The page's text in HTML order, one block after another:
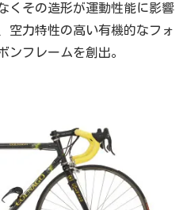
くその造形が運動性能に影響
空力特性の高い有機的なフォ
ンフレームを創出。